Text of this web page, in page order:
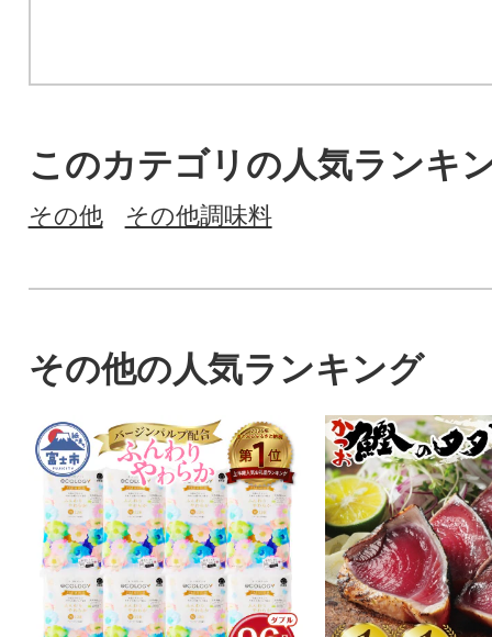
このカテゴリの人気ランキ
その他 その他調味料
その他の人気ランキング